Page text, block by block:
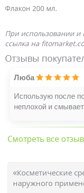
Флакон 200 мл.
При использовании и
ссылка на
Отзывы
Люба
Использую после
неплохой и
Смотреть все
«Косметические
наружного